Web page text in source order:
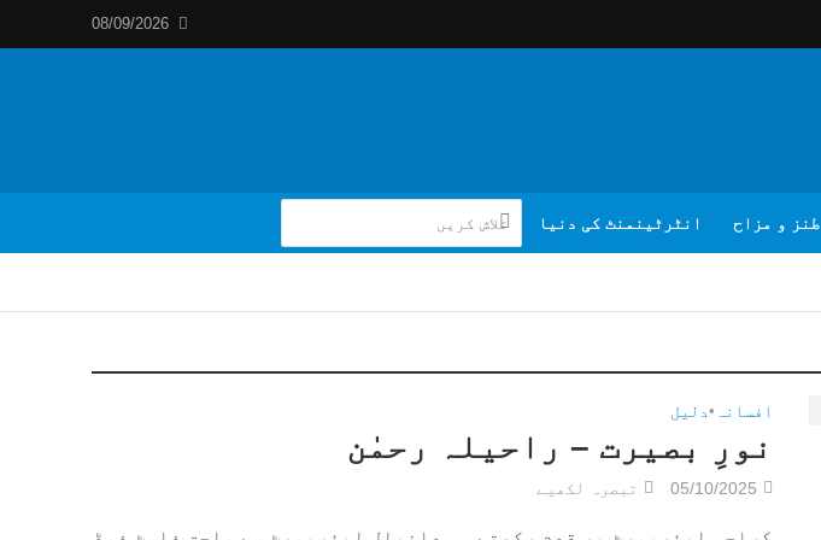
08/09/2026
طنز و مزاح انٹرٹینمنٹ کی دنیا
افسانہ •دلیل
نورِ بصیرت – راحیلہ رحمٰن
05/10/2025 تبصرہ لکھیے